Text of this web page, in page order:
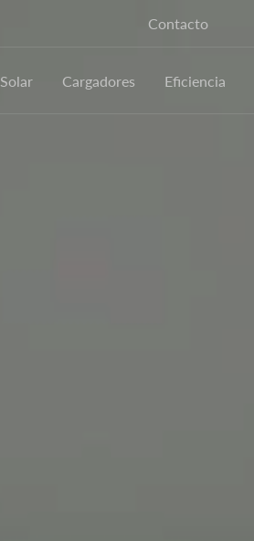
Contacto
Solar Cargadores Eficiencia